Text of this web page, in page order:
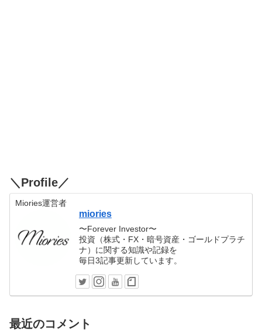
＼Profile／
Miories運営者
miories
〜Forever Investor〜
投資（株式・FX・暗号資産・ゴールドプラチ
ナ）に関する知識や記録を
毎日3記事更新しています。
最近のコメント